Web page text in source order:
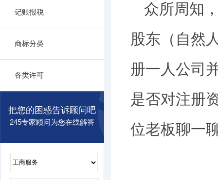
记账报税
商标分类
各类许可
把您的困惑告诉顾问吧
245专家顾问为您在线解答
众所周知
股东（自然
册一人公司
是否对注册
位老板聊一